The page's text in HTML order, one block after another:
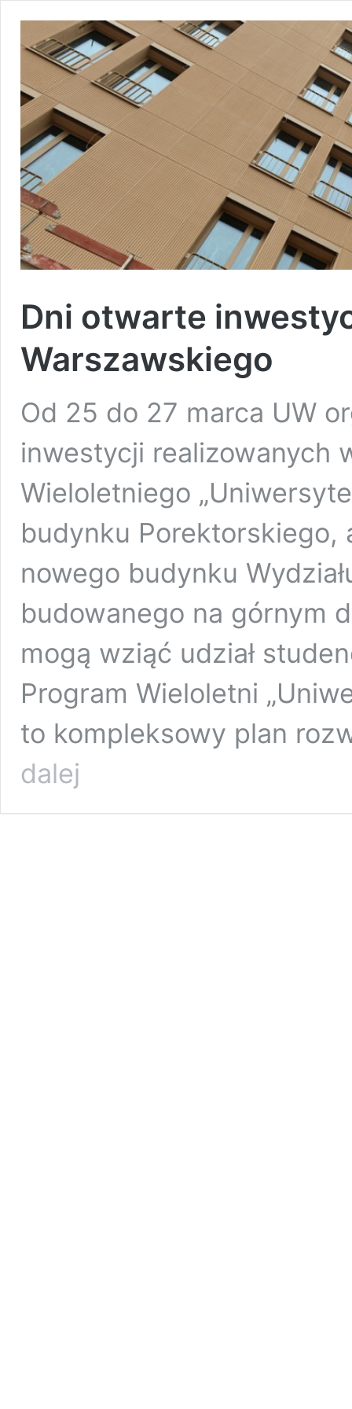
Dni otwarte
Warszawskiego
Od 25 do 27 marca UW
inwestycji realizowanych
Wieloletniego
budynku Porektorskiego,
nowego budynku
budowanego na górnym
mogą wziąć udział
Program Wieloletni
to kompleksowy plan
dalej
Uniwersytetu